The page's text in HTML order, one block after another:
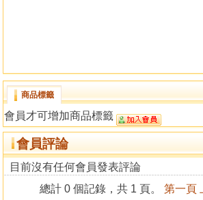
交接稱頌
自謙男女
冠筓要禮
卷四
婚姻儀禮
酬神迎送文
商品標籤
會員才可增加商品標籤
會員評論
目前沒有任何會員發表評論
總計 0 個記錄，共 1 頁。 第一頁